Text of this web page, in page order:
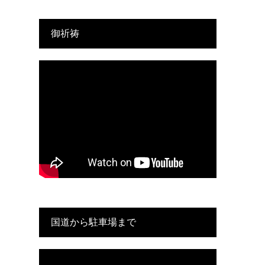
御祈祷
国道から駐車場まで